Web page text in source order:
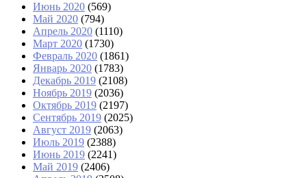
Июнь 2020 (569)
Май 2020 (794)
Апрель 2020 (1110)
Март 2020 (1730)
Февраль 2020 (1861)
Январь 2020 (1783)
Декабрь 2019 (2108)
Ноябрь 2019 (2036)
Октябрь 2019 (2197)
Сентябрь 2019 (2025)
Август 2019 (2063)
Июль 2019 (2388)
Июнь 2019 (2241)
Май 2019 (2406)